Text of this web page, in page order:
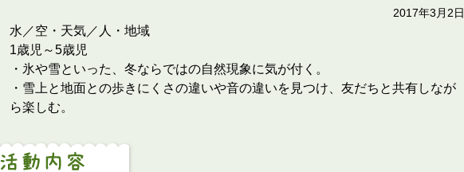
2017年3月2日
水／空・天気／人・地域
1歳児～5歳児
・氷や雪といった、冬ならではの自然現象に気が付く。
・雪上と地面との歩きにくさの違いや音の違いを見つけ、友だちと共有しなが
ら楽しむ。